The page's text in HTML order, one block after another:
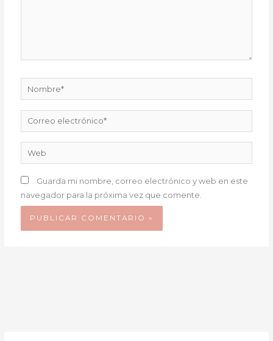
Nombre*
Correo
electrónico*
Web
Guarda mi nombre, correo electrónico y web en este
navegador para la próxima vez que comente.